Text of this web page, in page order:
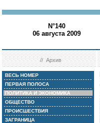
N°140
06 августа 2009
//Архив
ВЕСЬ НОМЕР
ПЕРВАЯ ПОЛОСА
ПОЛИТИКА И ЭКОНОМИКА
ОБЩЕСТВО
ПРОИСШЕСТВИЯ
ЗАГРАНИЦА